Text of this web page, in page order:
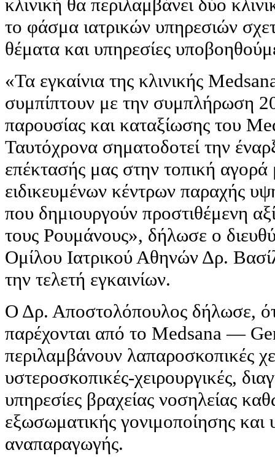
κλινική θα περιλαμβάνει δύο
το φάσμα ιατρικών υπηρεσιών
θέματα και υπηρεσίες
«Τα εγκαίνια της κλινικής
συμπίπτουν με την συμπλήρωση
παρουσίας και καταξίωσης του
Ταυτόχρονα σηματοδοτεί την
επέκτασής μας στην τοπική
ειδικευμένων κέντρων παραχής
που δημιουργούν προστιθέμενη
τους Ρουμάνους», δήλωσε ο
Ομίλου Ιατρικού Αθηνών Δρ.
την τελετή εγκαινίων.
Ο Δρ. Αποστολόπουλος δήλωσε,
παρέχονται από το Medsana —
περιλαμβάνουν λαπαροσκοπικές
υστεροσκοπικές-χειρουργικές,
υπηρεσίες βραχείας νοσηλείας
εξωσωματικής γονιμοποίησης
αναπαραγωγής.